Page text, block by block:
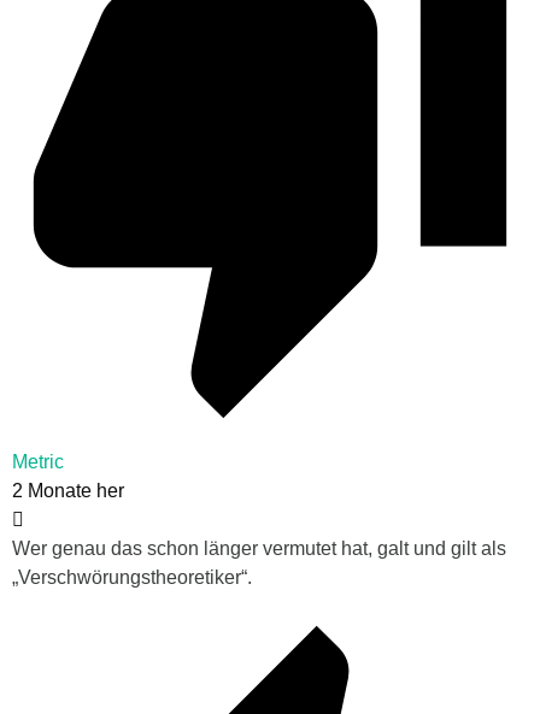
Metric
2 Monate her
Wer genau das schon länger vermutet hat, galt und gilt als
„Verschwörungstheoretiker“.